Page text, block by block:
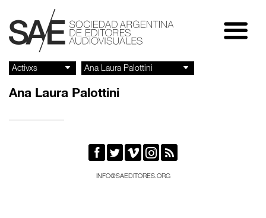
Ana Laura Palottini
    
INFO@SAEDITORES.ORG